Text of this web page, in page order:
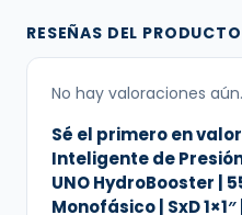
RESEÑAS DEL PRODUCTO
No hay valoraciones aún.
Sé el primero en
Inteligente de
UNO HydroBooster |
Monofásico | SxD 1×1″